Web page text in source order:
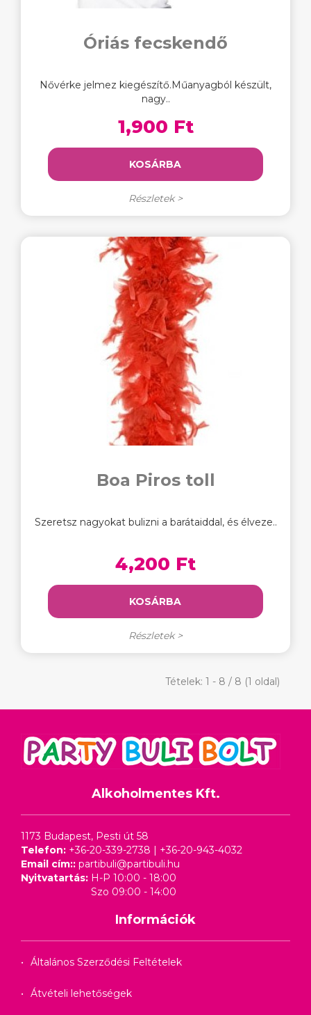
Óriás fecskendő
Nővérke jelmez kiegészítő.Műanyagból készült,
nagy..
1,900 Ft
KOSÁRBA
Részletek >
Boa Piros toll
Szeretsz nagyokat bulizni a barátaiddal, és élveze..
4,200 Ft
KOSÁRBA
Részletek >
Tételek: 1 - 8 / 8 (1 oldal)
Alkoholmentes Kft.
1173 Budapest, Pesti út 58
Telefon: +36-20-339-2738 | +36-20-943-4032
Email cím:: partibuli@partibuli.hu
Nyitvatartás: H-P 10:00 - 18:00
Szo 09:00 - 14:00
Információk
Általános Szerződési Feltételek
Átvételi lehetőségek